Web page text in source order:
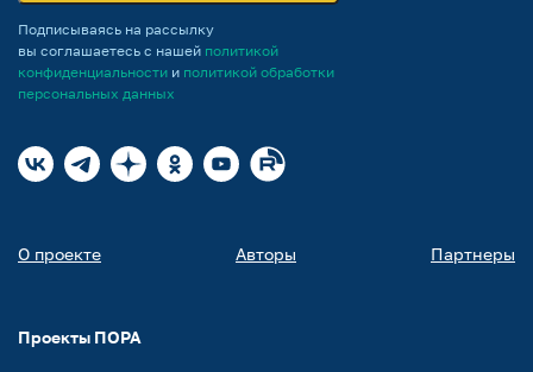
Подписываясь на рассылку
вы соглашаетесь с нашей политикой
конфиденциальности и политикой обработки
персональных данных
О проекте Авторы Партнеры
Проекты ПОРА